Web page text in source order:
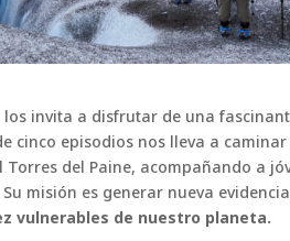
los invita a disfrutar de una
cinco episodios nos lleva a
del Paine, acompañando a
misión es generar nueva
vulnerables de nuestro planeta.